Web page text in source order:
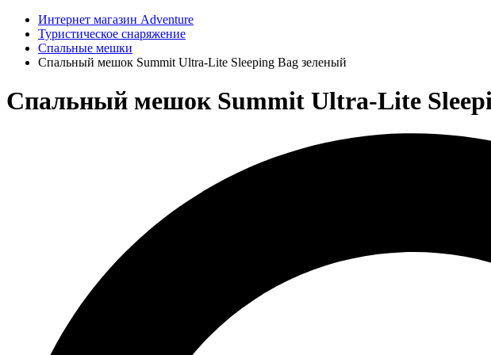
Интернет магазин Adventure
Туристическое снаряжение
Спальные мешки
Спальный мешок Summit Ultra-Lite Sleeping Bag зеленый
Спальный мешок Summit Ultra-Lite